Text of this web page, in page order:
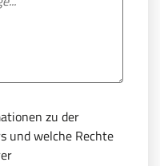
zu der
und welche Rechte